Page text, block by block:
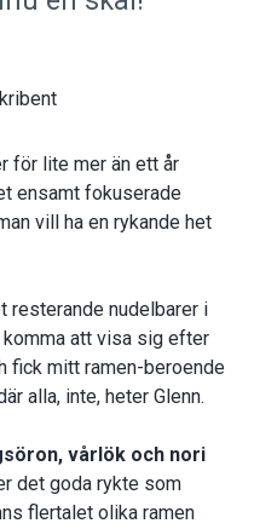
för lite mer än ett år
ensamt fokuserade
vill ha en rykande het
resterande nudelbarer i
att visa sig efter
fick mitt ramen-beroende
alla, inte, heter Glenn.
vårlök och nori
det goda rykte som
flertalet olika ramen